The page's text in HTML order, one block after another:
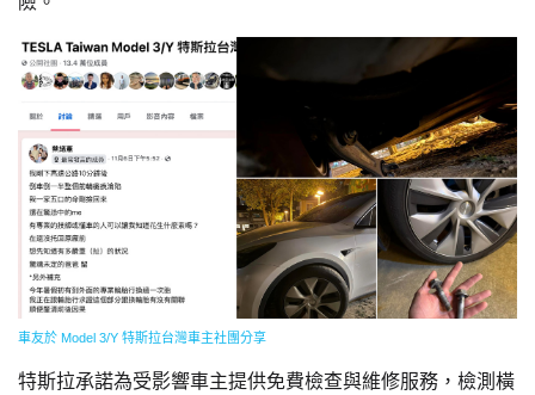
車友於 Model 3/Y 特斯拉台灣車主社團分享
特斯拉承諾為受影響車主提供免費檢查與維修服務，檢測橫